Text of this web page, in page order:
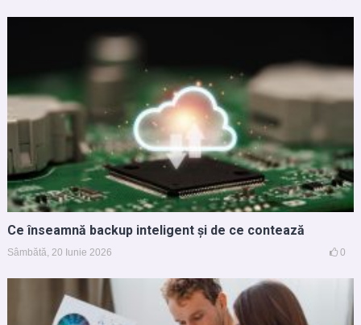
Ce înseamnă backup inteligent și de ce contează
Sâmbătă, 20 Iunie 2026 0